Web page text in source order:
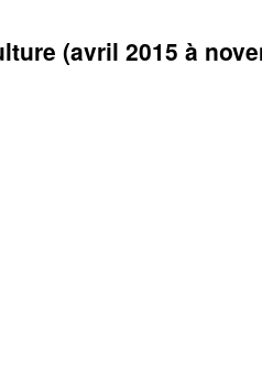
(avril 2015 à